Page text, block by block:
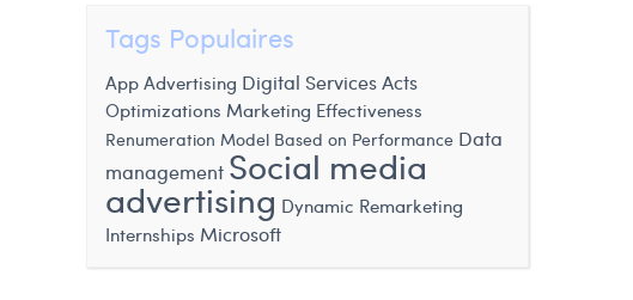
Tags Populaires
App Advertising Digital Services Acts
Optimizations Marketing Effectiveness
Renumeration Model Based on Performance Data
management Social media
advertising Dynamic Remarketing
Internships Microsoft